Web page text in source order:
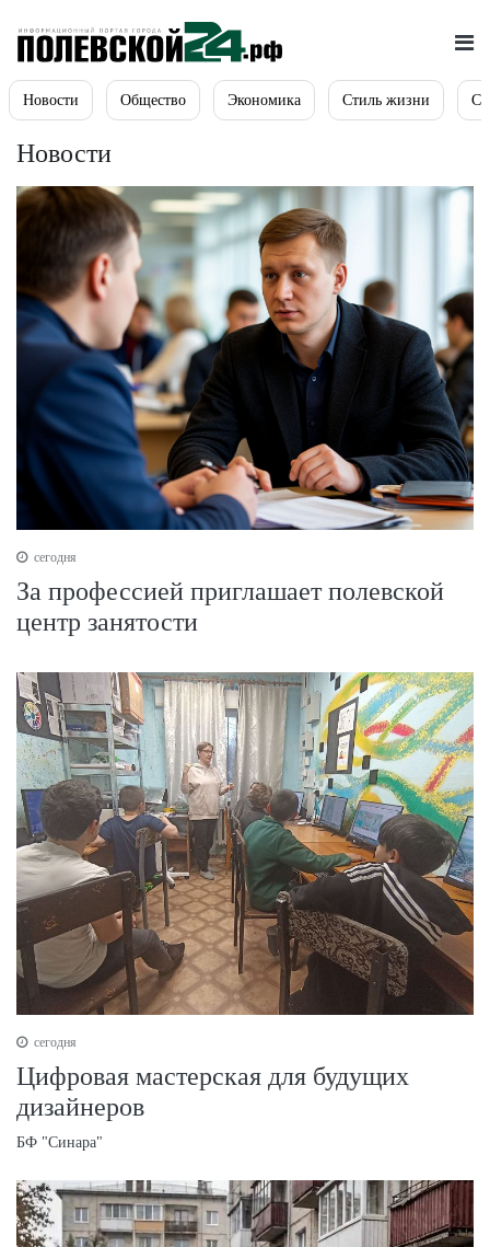
Новости Общество Экономика Стиль жизни
Новости
сегодня
За профессией приглашает полевской
центр занятости
сегодня
Цифровая мастерская для будущих
дизайнеров
БФ "Синара"